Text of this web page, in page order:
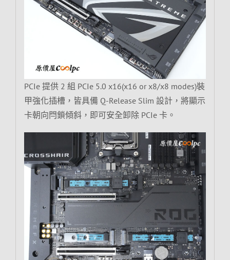
PCIe 提供 2 組 PCIe 5.0 x16(x16 or x8/x8 modes)裝
甲強化插槽，皆具備 Q-Release Slim 設計，將顯示
卡朝向閂鎖傾斜，即可安全卸除 PCIe 卡。